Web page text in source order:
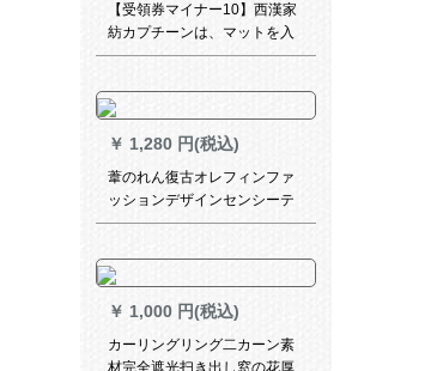
【受領券マイナー10】西漢家
紡カプチーンは、マットを入
れています。遮光布の寝室の
カードドの二重帯纱彫りの星
柄の軽赘沢灰の幅1.8メトル*
高2メトル
￥ 1,280 円(税込)
葦のれん復古オレフィンファ
ッションデザインセンシーテ
ーテの遮光のれん断熱草のれ
幅*3メテルテルテルテルテル
高さん
￥ 1,000 円(税込)
カーリングリング二カーン素